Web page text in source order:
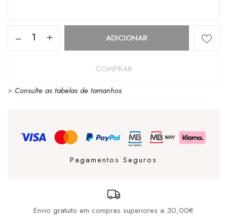
Quantidade
EXPLORER
PALEIVY
ADICIONAR
COMPRAR
> Consulte as tabelas de tamanhos
Pagamentos Seguros
Envio gratuito em compras superiores a 30,00€